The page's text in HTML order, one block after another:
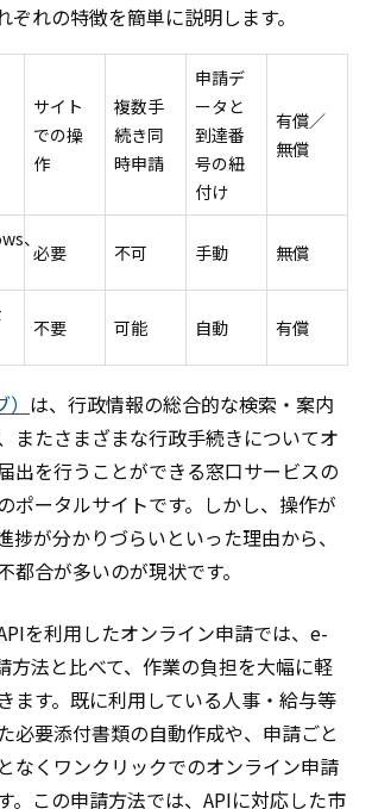
ぞれの特徴を簡単に説明します。
サイト
での操
作
複数手
続き同
時申請
申請デ
ータと
到達番
号の紐
付け
有償／
無償
、
必要 不可 手動 無償
不要 可能 自動 有償
は、行政情報の総合的な検索・案内
またさまざまな行政手続きについてオ
出を行うことができる窓口サービスの
ポータルサイトです。しかし、操作が
捗が分かりづらいといった理由から、
都合が多いのが現状です。
を利用したオンライン申請では、e-
方法と比べて、作業の負担を大幅に軽
ます。既に利用している人事・給与等
必要添付書類の自動作成や、申請ごと
なくワンクリックでのオンライン申請
。この申請方法では、APIに対応した市